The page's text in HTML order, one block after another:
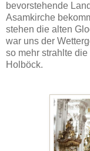
bevorstehende
Asamkirche
stehen die alten
war uns der
so mehr strahlte
Holböck.